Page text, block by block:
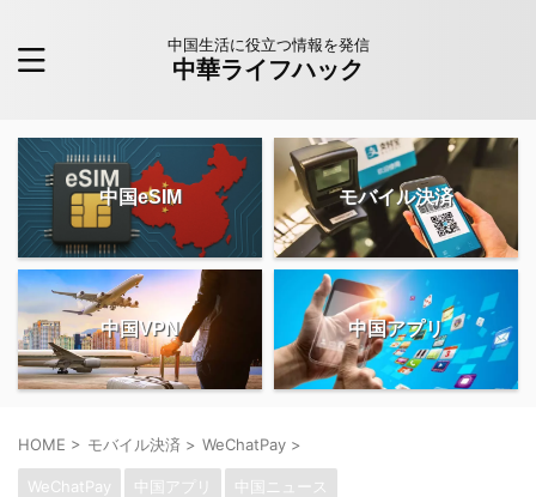
中国生活に役立つ情報を発信
中華ライフハック
中国eSIM モバイル決済
中国VPN 中国アプリ
HOME > モバイル決済 > WeChatPay >
WeChatPay 中国アプリ 中国ニュース